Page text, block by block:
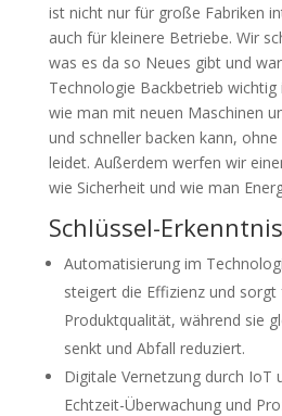
ist nicht nur für große Fabriken
auch für kleinere Betriebe. Wir
was es da so Neues gibt und
Technologie Backbetrieb wichtig
wie man mit neuen Maschinen
und schneller backen kann,
leidet. Außerdem werfen wir
wie Sicherheit und wie man
Schlüssel-
Automatisierung im
steigert die Effizienz und sorgt
Produktqualität, während sie
senkt und Abfall reduziert.
Digitale Vernetzung durch IoT
Echtzeit-Überwachung und